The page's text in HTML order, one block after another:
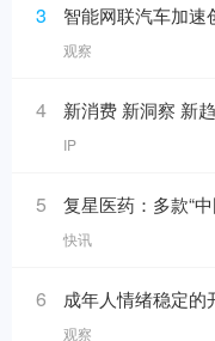
3 智能网联汽车加速
观察
4 新消费 新洞察 新趋势
IP
5 复星医药：多款“中
快讯
6 成年人情绪稳定的
观察